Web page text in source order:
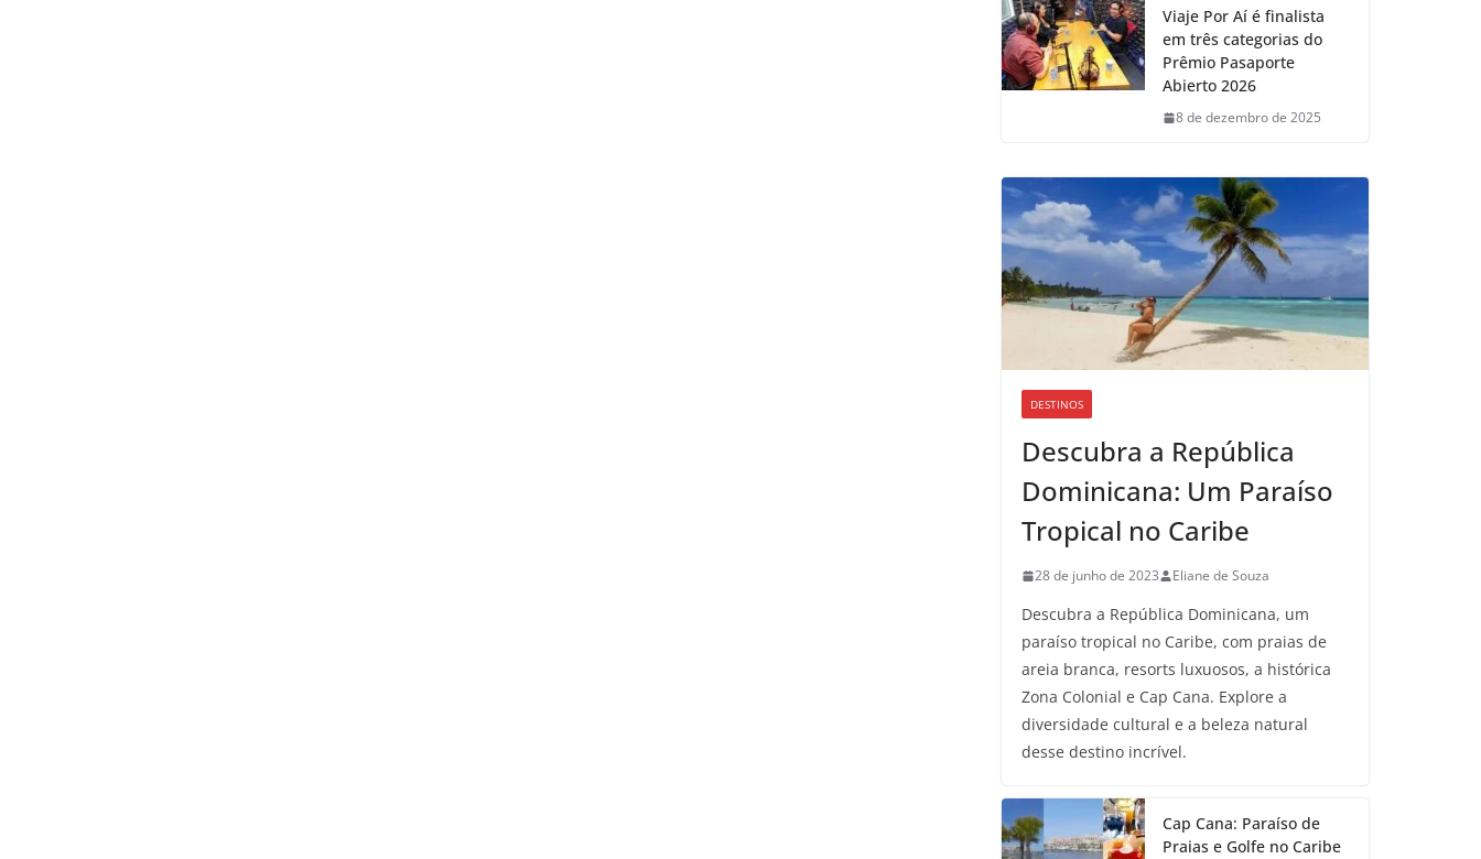
Viaje Por Aí é finalista
em três categorias do
Prêmio Pasaporte
Abierto 2026
8 de dezembro de 2025
DESTINOS
Descubra a República
Dominicana: Um Paraíso
Tropical no Caribe
28 de junho de 2023 Eliane de Souza
Descubra a República Dominicana, um
paraíso tropical no Caribe, com praias de
areia branca, resorts luxuosos, a histórica
Zona Colonial e Cap Cana. Explore a
diversidade cultural e a beleza natural
desse destino incrível.
Cap Cana: Paraíso de
Praias e Golfe no Caribe